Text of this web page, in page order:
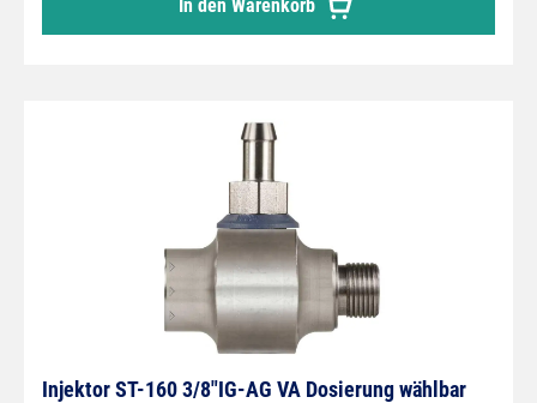
In den Warenkorb
Injektor ST-160 3/8"IG-AG VA Dosierung wählbar